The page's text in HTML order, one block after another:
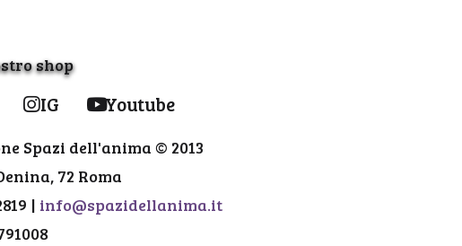
shop
IG Youtube
Spazi dell'anima © 2013
72 Roma
| info@spazidellanima.it